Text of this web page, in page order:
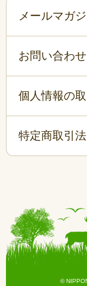
メールマガ
お問い合わせ
個人情報の
特定商取引
©